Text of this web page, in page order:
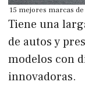
15 mejores marcas
Tiene una
de autos y
modelos con
innovadoras.